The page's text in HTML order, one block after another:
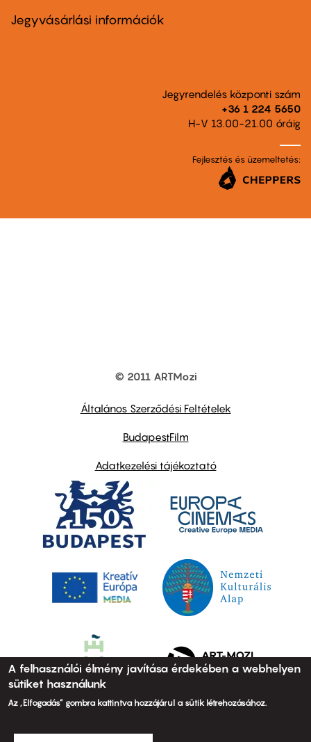
second
Jegyvásárlási információk
Jegyrendelés központi szám
+36 1 224 5650
H-V 13.00-21.00 óráig
Fejlesztés és üzemeltetés:
© 2011 ARTMozi
Általános Szerződési Feltételek
BudapestFilm
Adatkezelési tájékoztató
A felhasználói élmény javítása érdekében a webhelyen
sütiket használunk
Az „Elfogadás” gombra kattintva hozzájárul a sütik létrehozásához.